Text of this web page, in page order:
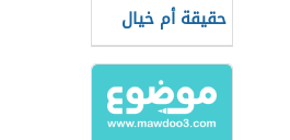
حقيقة أم خيال